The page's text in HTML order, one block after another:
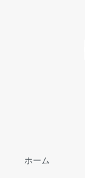
ホーム